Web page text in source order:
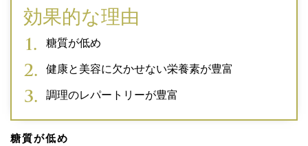
効果的な理由
糖質が低め
健康と美容に欠かせない栄養素が豊富
調理のレパートリーが豊富
糖質が低め